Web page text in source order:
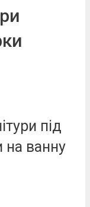
під
ванну